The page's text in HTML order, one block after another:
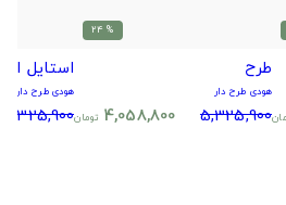
% 24
طرح
هودی طرح دار
5,325,900
4,058,800 تومان
استایل
هودی طرح دار
5,325,900